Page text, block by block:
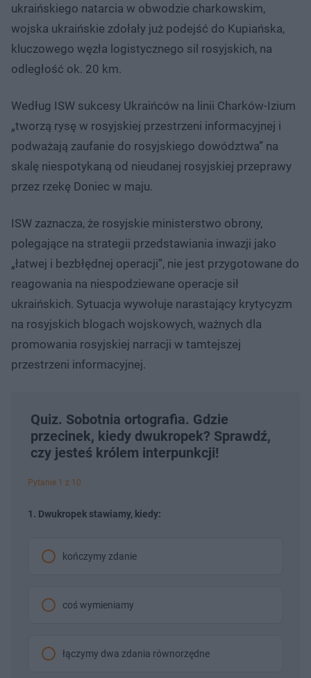
ukraińskiego natarcia w obwodzie charkowskim,
wojska ukraińskie zdołały już podejść do Kupiańska,
kluczowego węzła logistycznego sil rosyjskich, na
odległość ok. 20 km.
Według ISW sukcesy Ukraińców na linii Charków-Izium
„tworzą rysę w rosyjskiej przestrzeni informacyjnej i
podważają zaufanie do rosyjskiego dowództwa” na
skalę niespotykaną od nieudanej rosyjskiej przeprawy
przez rzekę Doniec w maju.
ISW zaznacza, że rosyjskie ministerstwo obrony,
polegające na strategii przedstawiania inwazji jako
„łatwej i bezbłędnej operacji”, nie jest przygotowane do
reagowania na niespodziewane operacje sił
ukraińskich. Sytuacja wywołuje narastający krytycyzm
na rosyjskich blogach wojskowych, ważnych dla
promowania rosyjskiej narracji w tamtejszej
przestrzeni informacyjnej.
Quiz. Sobotnia ortografia. Gdzie
przecinek, kiedy dwukropek? Sprawdź,
czy jesteś królem interpunkcji!
Pytanie 1 z 10
1. Dwukropek stawiamy, kiedy:
kończymy zdanie
coś wymieniamy
łączymy dwa zdania równorzędne